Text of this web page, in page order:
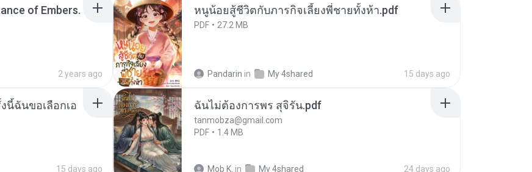
of Embers.
2 years ago
หนูน้อยสู้ชีวิตกับภารกิจเลี้ยงพี่ชายทั้งห้า.pdf
PDF 27.2 MB
Pandarin in My 4shared 15 days ago
นี้ฉันขอเลือกเอ
15 days ago
ฉันไม่ต้องการพร สุจิรัน.pdf
tanmobza@gmail.com
PDF
1.4 MB
Mob K. in My 4shared 24 days ago